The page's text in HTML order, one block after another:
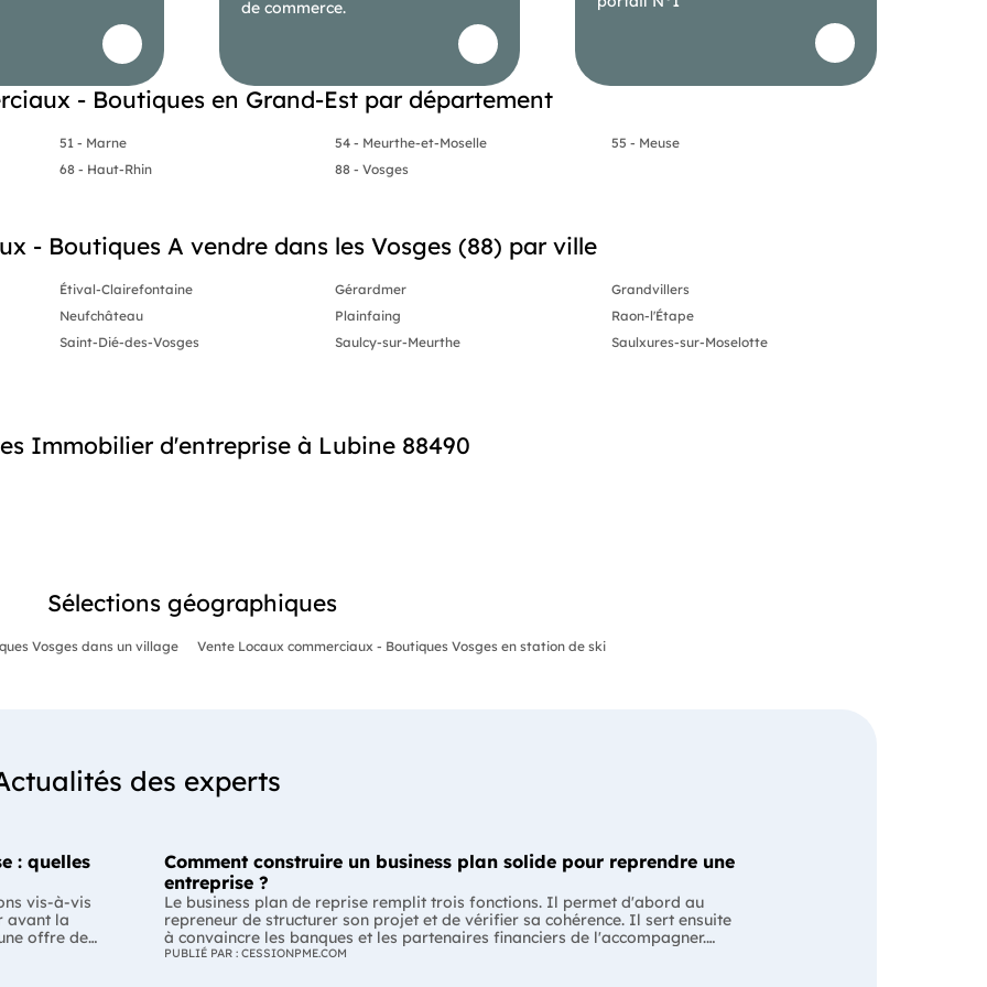
d’aborder sereinement les quelques travaux d’amélioration
projets : extension de l’activité, création d’un loft,
aussi bien les esprits pratiques, les passionnés de
aujourd’hui pour organiser votre visite !
909 613 846
de commerce.
- Boutiques en Grand-Est par département
51 - Marne 54 - Meurthe-et-Moselle
55 - Meuse
68 - Haut-Rhin 88 - Vosges
- Boutiques A vendre dans les Vosges (88) par ville
Étival-Clairefontaine Gérardmer
Grandvillers
Neufchâteau Plainfaing
Raon-l'Étape
Saint-Dié-des-Vosges Saulcy-sur-Meurthe
Saulxures-sur-Moselotte
Immobilier d'entreprise à Lubine 88490
Sélections géographiques
Vosges dans un village Vente Locaux commerciaux - Boutiques Vosges en station de ski
des experts
: quelles
vis-à-vis
avant la
offre de
respecter ?
Comment construire un business plan solide pour reprendre une
entreprise ?
Le business plan de reprise remplit trois fonctions. Il permet d'abord au
repreneur de structurer son projet et de vérifier sa cohérence. Il sert ensuite
à convaincre les banques et les partenaires financiers de l'accompagner.
Enfin, il peut constituer un support de discussion avec le cédant en lui
PUBLIÉ PAR : CESSIONPME.COM